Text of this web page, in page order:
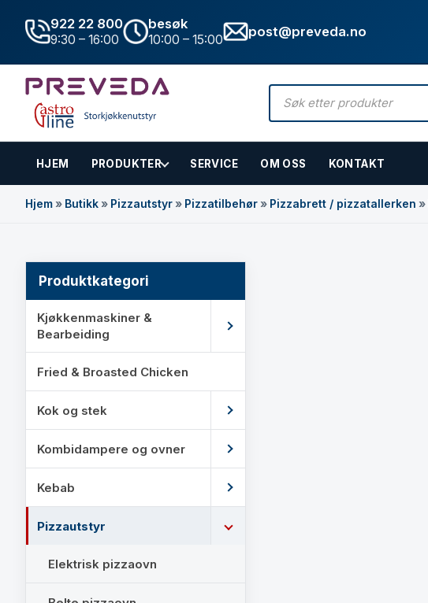
922 22 800
9:30 – 16:00
besøk
10:00 – 15:00
post@preveda.no
Products
search
HJEM PRODUKTER SERVICE OM OSS KONTAKT
Hovedinnhold
Hjem» Butikk» Pizzautstyr» Pizzatilbehør» Pizzabrett / pizzatallerken »
Produktkategori
Kjøkkenmaskiner &
Bearbeiding
Fried & Broasted Chicken
Kok og stek
Kombidampere og ovner
Kebab
Pizzautstyr
Elektrisk pizzaovn